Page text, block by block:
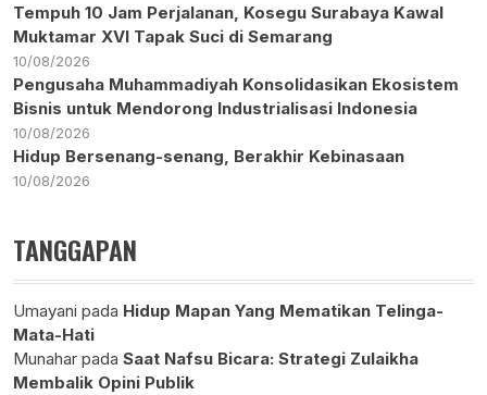
Tempuh 10 Jam Perjalanan, Kosegu Surabaya Kawal
Muktamar XVI Tapak Suci di Semarang
10/08/2026
Pengusaha Muhammadiyah Konsolidasikan Ekosistem
Bisnis untuk Mendorong Industrialisasi Indonesia
10/08/2026
Hidup Bersenang-senang, Berakhir Kebinasaan
10/08/2026
TANGGAPAN
Umayani pada Hidup Mapan Yang Mematikan Telinga-
Mata-Hati
Munahar pada Saat Nafsu Bicara: Strategi Zulaikha
Membalik Opini Publik